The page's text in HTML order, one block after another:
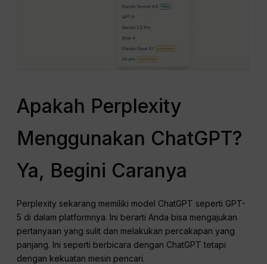
Apakah Perplexity
Menggunakan ChatGPT?
Ya, Begini Caranya
Perplexity sekarang memiliki model ChatGPT seperti GPT-
5 di dalam platformnya. Ini berarti Anda bisa mengajukan
pertanyaan yang sulit dan melakukan percakapan yang
panjang. Ini seperti berbicara dengan ChatGPT tetapi
dengan kekuatan mesin pencari.